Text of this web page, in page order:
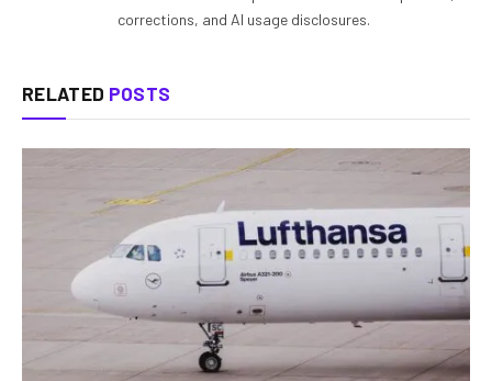
corrections, and AI usage disclosures.
RELATED POSTS